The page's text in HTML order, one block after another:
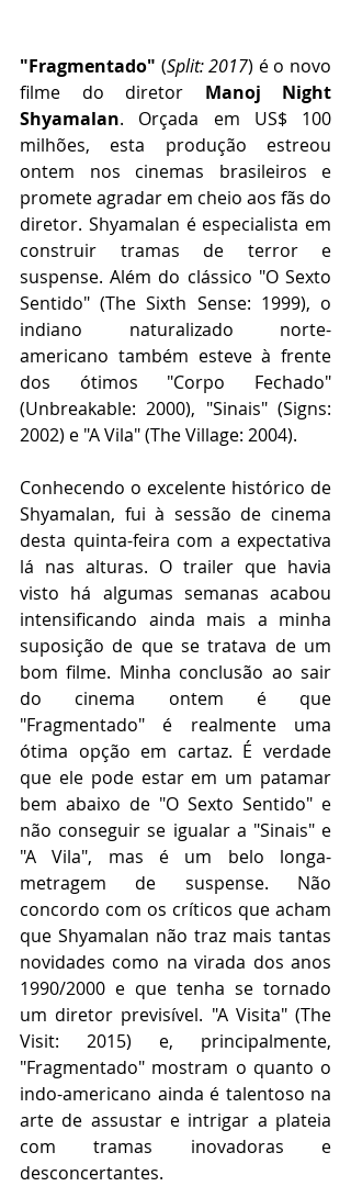
"Fragmentado" (Split: 2017) é o novo
filme do diretor Manoj Night
Shyamalan. Orçada em US$ 100
milhões, esta produção estreou
ontem nos cinemas brasileiros e
promete agradar em cheio aos fãs do
diretor. Shyamalan é especialista em
construir tramas de terror e
suspense. Além do clássico "O Sexto
Sentido" (The Sixth Sense: 1999), o
indiano naturalizado norte-
americano também esteve à frente
dos ótimos "Corpo Fechado"
(Unbreakable: 2000), "Sinais" (Signs:
2002) e "A Vila" (The Village: 2004).
Conhecendo o excelente histórico de
Shyamalan, fui à sessão de cinema
desta quinta-feira com a expectativa
lá nas alturas. O trailer que havia
visto há algumas semanas acabou
intensificando ainda mais a minha
suposição de que se tratava de um
bom filme. Minha conclusão ao sair
do cinema ontem é que
"Fragmentado" é realmente uma
ótima opção em cartaz. É verdade
que ele pode estar em um patamar
bem abaixo de "O Sexto Sentido" e
não conseguir se igualar a "Sinais" e
"A Vila", mas é um belo longa-
metragem de suspense. Não
concordo com os críticos que acham
que Shyamalan não traz mais tantas
novidades como na virada dos anos
1990/2000 e que tenha se tornado
um diretor previsível. "A Visita" (The
Visit: 2015) e, principalmente,
"Fragmentado" mostram o quanto o
indo-americano ainda é talentoso na
arte de assustar e intrigar a plateia
com tramas inovadoras e
desconcertantes.